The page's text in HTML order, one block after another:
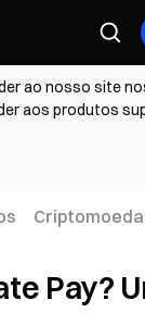
ao nosso site
aos produtos
Pay?